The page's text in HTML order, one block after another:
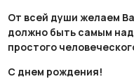
От всей души желаем
должно быть самым
простого
С днем рождения!